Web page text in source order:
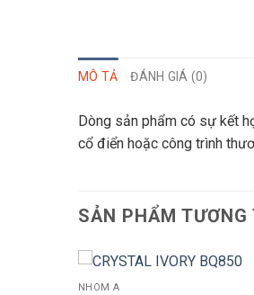
MÔ TẢ ĐÁNH GIÁ (0)
Dòng sản phẩm có sự kết
cổ điển hoặc công trình
SẢN PHẨM TƯƠNG
NHÓM A